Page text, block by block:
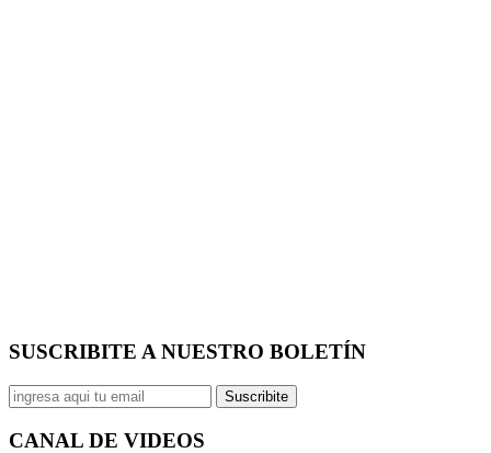
SUSCRIBITE A NUESTRO BOLETÍN
Suscribite
CANAL DE VIDEOS